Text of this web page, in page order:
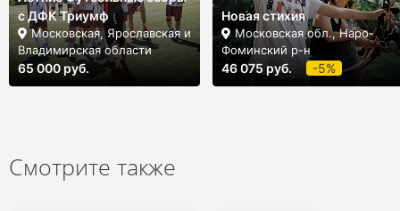
с ДФК Триумф
Московская, Ярославская и
Владимирская области
65 000 руб.
Новая стихия
Московская обл., Наро-
Фоминский р-н
46 075 руб. -5%
Смотрите также